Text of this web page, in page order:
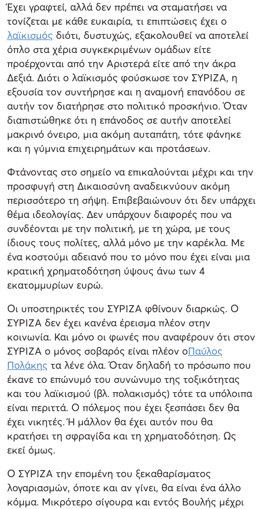
Έχει γραφτεί, αλλά δεν πρέπει να σταματήσει να
τονίζεται με κάθε ευκαιρία, τι επιπτώσεις έχει ο
λαϊκισμός διότι, δυστυχώς, εξακολουθεί να αποτελεί
όπλο στα χέρια συγκεκριμένων ομάδων είτε
προέρχονται από την Αριστερά είτε από την άκρα
Δεξιά. Διότι ο λαϊκισμός φούσκωσε τον ΣΥΡΙΖΑ, η
εξουσία τον συντήρησε και η αναμονή επανόδου σε
αυτήν τον διατήρησε στο πολιτικό προσκήνιο. Όταν
διαπιστώθηκε ότι η επάνοδος σε αυτήν αποτελεί
μακρινό όνειρο, μια ακόμη αυταπάτη, τότε φάνηκε
και η γύμνια επιχειρημάτων και προτάσεων.
Φτάνοντας στο σημείο να επικαλούνται μέχρι και την
προσφυγή στη Δικαιοσύνη αναδεικνύουν ακόμη
περισσότερο τη σήψη. Επιβεβαιώνουν ότι δεν υπάρχει
θέμα ιδεολογίας. Δεν υπάρχουν διαφορές που να
συνδέονται με την πολιτική, με τη χώρα, με τους
ίδιους τους πολίτες, αλλά μόνο με την καρέκλα. Με
ένα κοστούμι αδειανό που το μόνο που έχει είναι μια
κρατική χρηματοδότηση ύψους άνω των 4
εκατομμυρίων ευρώ.
Οι υποστηρικτές του ΣΥΡΙΖΑ φθίνουν διαρκώς. Ο
ΣΥΡΙΖΑ δεν έχει κανένα έρεισμα πλέον στην
κοινωνία. Και μόνο οι φωνές που αναφέρουν ότι στον
ΣΥΡΙΖΑ ο μόνος σοβαρός είναι πλέον οΠαύλος
Πολάκης τα λένε όλα. Όταν δηλαδή το πρόσωπο που
έκανε το επώνυμό του συνώνυμο της τοξικότητας
και του λαϊκισμού (βλ. πολακισμός) τότε τα υπόλοιπα
είναι περιττά. Ο πόλεμος που έχει ξεσπάσει δεν θα
έχει νικητές. Ή μάλλον θα έχει αυτόν που θα
κρατήσει τη σφραγίδα και τη χρηματοδότηση. Ως
εκεί όμως.
Ο ΣΥΡΙΖΑ την επομένη του ξεκαθαρίσματος
λογαριασμών, όποτε και αν γίνει, θα είναι ένα άλλο
κόμμα. Μικρότερο σίγουρα και εντός Βουλής μέχρι